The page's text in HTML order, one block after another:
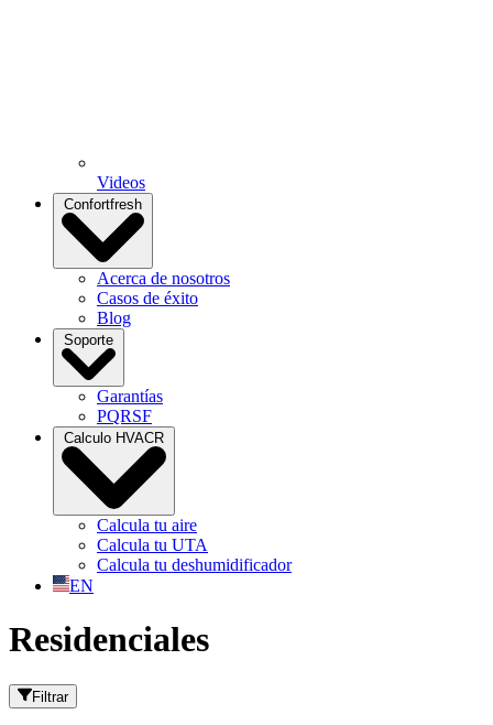
Videos
Confortfresh
Acerca de nosotros
Casos de éxito
Blog
Soporte
Garantías
PQRSF
Calculo HVACR
Calcula tu aire
Calcula tu UTA
Calcula tu deshumidificador
EN
Residenciales
Filtrar